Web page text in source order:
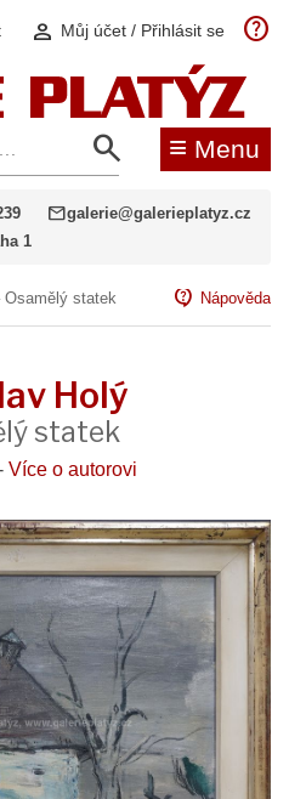
person Můj účet / Přihlásit se help
search ≡ Menu
mailgalerie@galerieplatyz.cz
1
Osamělý statek contact_support Nápověda
Holý
statek
Více o autorovi